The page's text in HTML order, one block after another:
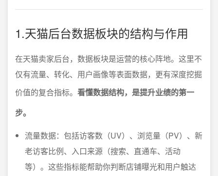
1.天猫后台数据板块的结构与作用
在天猫卖家后台，数据板块是运营的核心阵地。这里不
仅有流量、转化、用户画像等表面数据，更有深度挖掘
价值的复合指标。 看懂数据结构，是提升业绩的第一
步。
流量数据：包括访客数（UV）、浏览量（PV）、新
老访客比例、入口来源（搜索、直通车、活动
等）。这些指标能帮助你判断店铺曝光和用户触达